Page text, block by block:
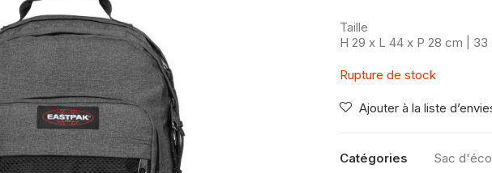
Taille
H 29 x L 44 x P 28 cm | 33
Rupture de stock
Ajouter à la liste
Catégories Sac